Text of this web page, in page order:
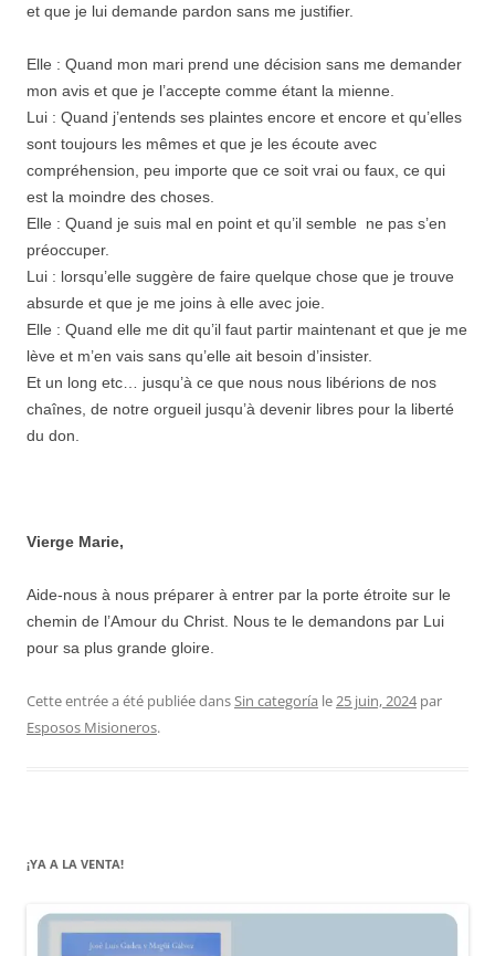
et que je lui demande pardon sans me justifier.
Elle : Quand mon mari prend une décision sans me demander
mon avis et que je l’accepte comme étant la mienne.
Lui : Quand j’entends ses plaintes encore et encore et qu’elles
sont toujours les mêmes et que je les écoute avec
compréhension, peu importe que ce soit vrai ou faux, ce qui
est la moindre des choses.
Elle : Quand je suis mal en point et qu’il semble ne pas s’en
préoccuper.
Lui : lorsqu’elle suggère de faire quelque chose que je trouve
absurde et que je me joins à elle avec joie.
Elle : Quand elle me dit qu’il faut partir maintenant et que je me
lève et m’en vais sans qu’elle ait besoin d’insister.
Et un long etc… jusqu’à ce que nous nous libérions de nos
chaînes, de notre orgueil jusqu’à devenir libres pour la liberté
du don.
Vierge Marie,
Aide-nous à nous préparer à entrer par la porte étroite sur le
chemin de l’Amour du Christ. Nous te le demandons par Lui
pour sa plus grande gloire.
Cette entrée a été publiée dansSin categoría le25 juin, 2024 par
Esposos Misioneros.
¡YA A LA VENTA!